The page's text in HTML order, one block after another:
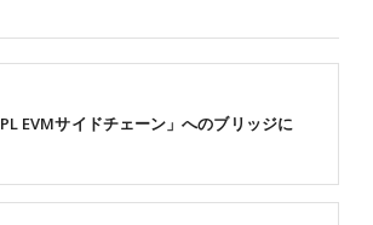
EVMサイドチェーン」へのブリッジに